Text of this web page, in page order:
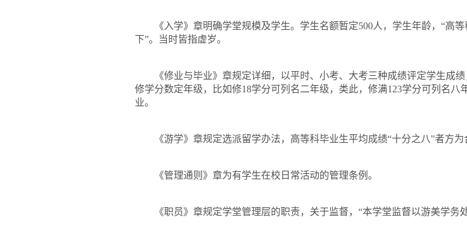
《入学》章明确学堂规模及学生。学生名额暂定500人，学生年龄，“高
下”。当时皆指虚岁。
《修业与毕业》章规定详细，以平时、小考、大考三种成绩评定学生成
修学分数定年级，比如修18学分可列名二年级，类此，修满123学分可列名八
业。
《游学》章规定选派留学办法，高等科毕业生平均成绩“十分之八”者方
《管理通则》章为有学生在校日常活动的管理条例。
《职员》章规定学堂管理层的职责，关于监督，“本学堂监督以游美学务